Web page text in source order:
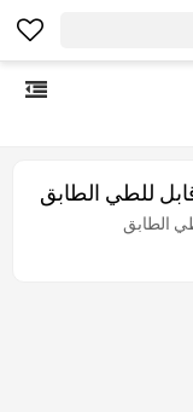
للطي الطابق
الطابق